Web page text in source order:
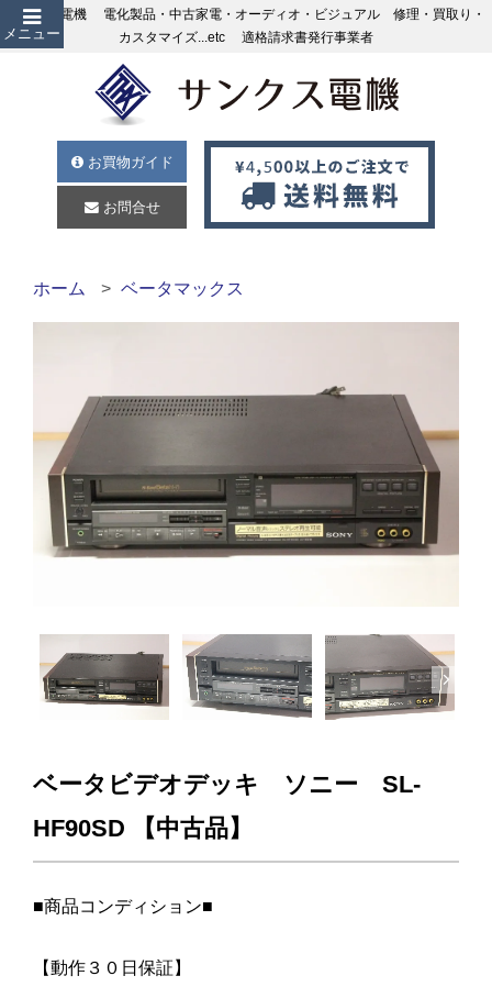
メニュー
サンクス電機 電化製品・中古家電・オーディオ・ビジュアル 修理・買取り・
カスタマイズ...etc 適格請求書発行事業者
お買物ガイド
お問合せ
ホーム ベータマックス
Next
ベータビデオデッキ ソニー SL-
HF90SD 【中古品】
■商品コンディション■
【動作３０日保証】